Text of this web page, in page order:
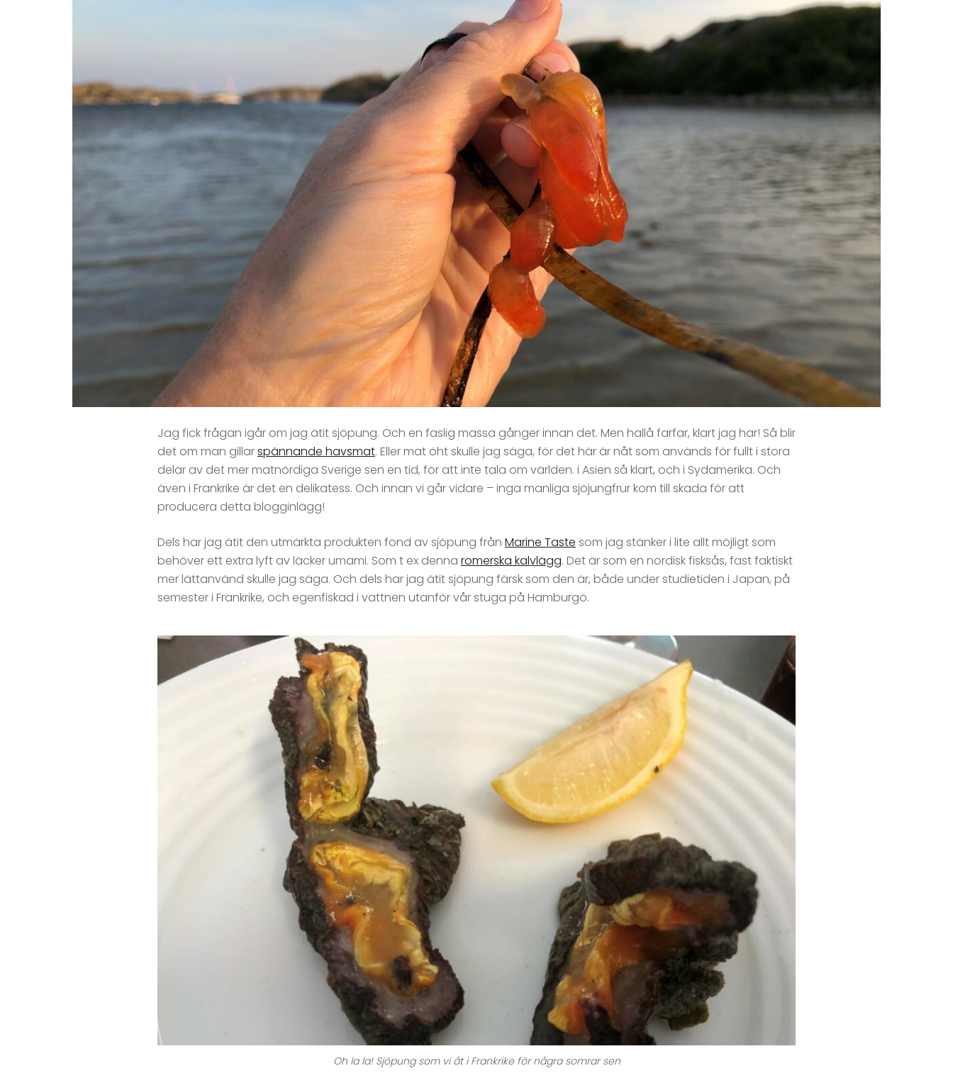
Jag fick frågan igår om jag ätit sjöpung. Och en faslig massa gånger innan det. Men hallå farfar, klart jag har! Så blir
det om man gillarspännande havsmat. Eller mat öht skulle jag säga, för det här är nåt som används för fullt i stora
delar av det mer matnördiga Sverige sen en tid, för att inte tala om världen. i Asien så klart, och i Sydamerika. Och
även i Frankrike är det en delikatess. Och innan vi går vidare – inga manliga sjöjungfrur kom till skada för att
producera detta blogginlägg!
Dels har jag ätit den utmärkta produkten fond av sjöpung från Marine Taste som jag stänker i lite allt möjligt som
behöver ett extra lyft av läcker umami. Som t ex denna romerska kalvlägg. Det är som en nordisk fisksås, fast faktiskt
mer lättanvänd skulle jag säga. Och dels har jag ätit sjöpung färsk som den är, både under studietiden i Japan, på
semester i Frankrike, och egenfiskad i vattnen utanför vår stuga på Hamburgö.
Oh la la! Sjöpung som vi åt i Frankrike för några somrar sen